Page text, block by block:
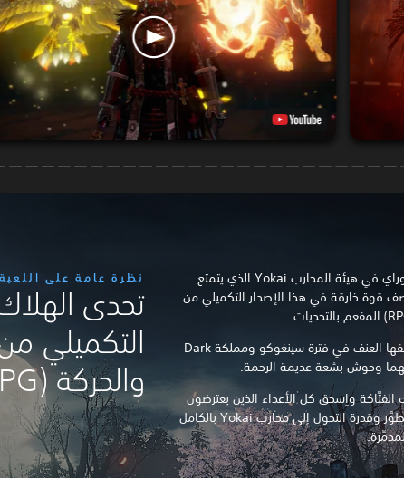
نظرة عامة على اللعبة
تحدى
التكميلي
والحركة (RPG) الشرسة.
أتقنْ فنون قتال محاربي الساموراي في هيئة المحارب Yokai الذي يتمتع
قوة خارقة في هذا الإصدار التكميلي من
استكشف أرض اليابان التي يكتنفها العنف في فترة سينغوكو ومملكة Dark
واِسحق كل الأعداء الذين يعترضون
طريقك باستخدام نظام قتال مطوَّر وقدرة التحول إلى محارب Yokai بالكامل